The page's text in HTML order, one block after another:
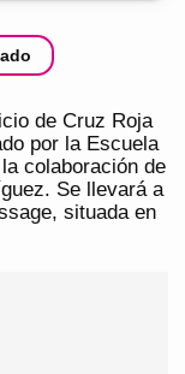
de Cruz Roja
por la Escuela
colaboración de
Se llevará a
situada en